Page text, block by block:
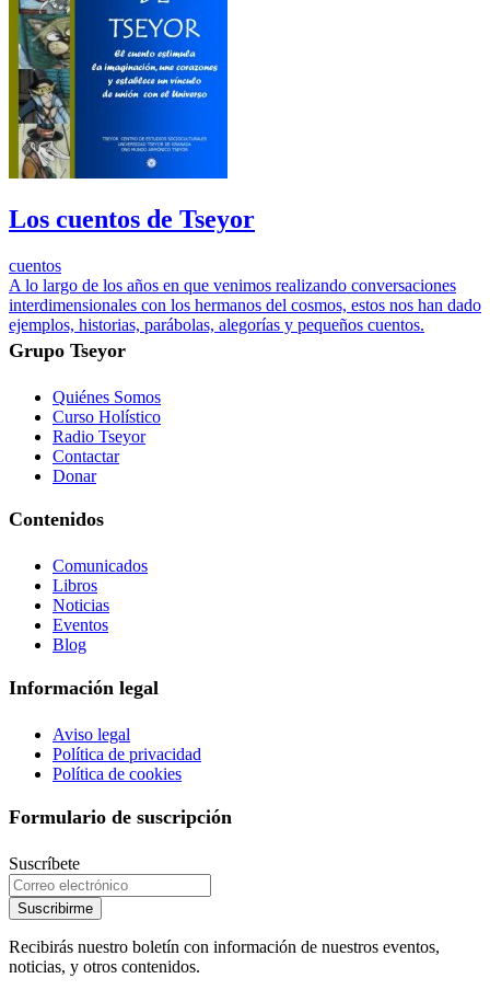
Los cuentos de Tseyor
cuentos
A lo largo de los años en que venimos realizando conversaciones
interdimensionales con los hermanos del cosmos, estos nos han dado
ejemplos, historias, parábolas, alegorías y pequeños cuentos.
Grupo Tseyor
Quiénes Somos
Curso Holístico
Radio Tseyor
Contactar
Donar
Contenidos
Comunicados
Libros
Noticias
Eventos
Blog
Información legal
Aviso legal
Política de privacidad
Política de cookies
Formulario de suscripción
Suscríbete
Suscribirme
Recibirás nuestro boletín con información de nuestros eventos,
noticias, y otros contenidos.